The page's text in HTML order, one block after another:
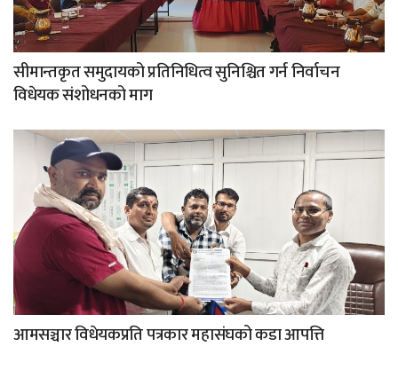
सीमान्तकृत समुदायको प्रतिनिधित्व सुनिश्चित गर्न निर्वाचन
विधेयक संशोधनको माग
आमसञ्चार विधेयकप्रति पत्रकार महासंघको कडा आपत्ति